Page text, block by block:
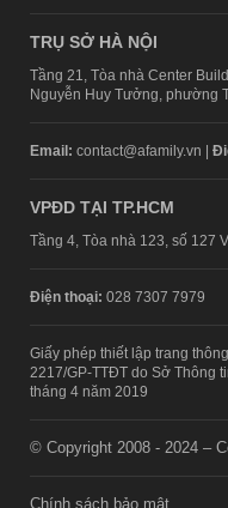
TRỤ SỞ HÀ NỘI
Tầng 21, Tòa nhà Center
Nguyễn Huy Tưởng, phường
Email: contact@afamily.vn |
VPĐD TẠI TP.HCM
Tầng 4, Tòa nhà 123, số 127
Điện thoại: 028 7307 7979
Giấy phép thiết lập trang
2217/GP-TTĐT do Sở Thông
tháng 4 năm 2019
© Copyright 2008 - 2024 –
Chính sách bảo mật